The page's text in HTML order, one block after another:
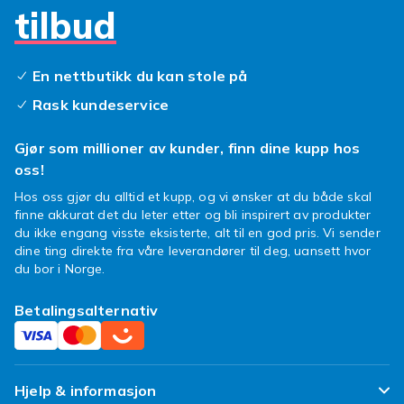
Ønsker du å vise din støtte til en annen
fotballklubb? Vi har massevis av fanutstyr
som passer til supportere fra forskjellige
du har spørsmål om bestillingen din eller
Fyndiqs kundeservice, så hjelper vi deg med
Mengder med FC Barcelona-ting
Ønsker du at hele verden skal se din støtte til
FC Barcelona? Da kan det være lurt å kjøpe en
barsett med ølglass, bordbrikker og et
håndkle? Eller kanskje du synes det høres
bedre ut med en stor plakat av FC Barcelonas
finner du FC Barcelona-ting i form av smykker,
tilbud
En nettbutikk du kan stole på
Rask kundeservice
Gjør som millioner av kunder, finn dine kupp hos
oss!
Hos oss gjør du alltid et kupp, og vi ønsker at du både skal
finne akkurat det du leter etter og bli inspirert av produkter
du ikke engang visste eksisterte, alt til en god pris. Vi sender
dine ting direkte fra våre leverandører til deg, uansett hvor
du bor i Norge.
Betalingsalternativ
Hjelp & informasjon